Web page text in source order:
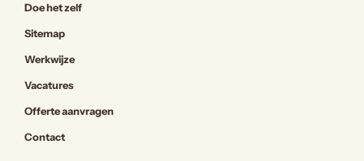
Doe het zelf
Sitemap
Werkwijze
Vacatures
Offerte aanvragen
Contact